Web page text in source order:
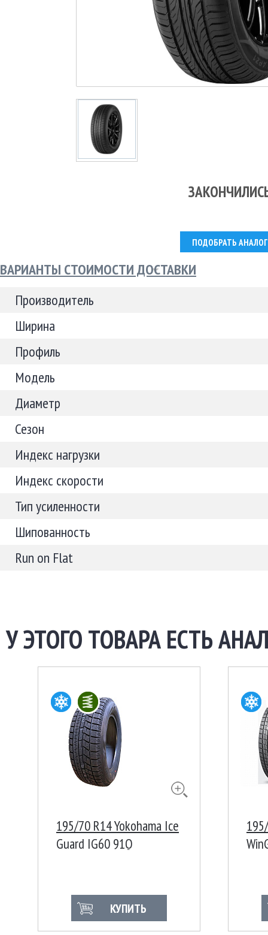
ПОДОБРАТЬ АНАЛОГ
ВАРИАНТЫ СТОИМОСТИ ДОСТАВКИ
Производитель
Ширина
Профиль
Модель
Диаметр
Сезон
Индекс нагрузки
Индекс скорости
Тип усиленности
Шипованность
Run on Flat
У ЭТОГО ТОВАРА ЕСТЬ
195/70 R14 Yokohama Ice
Guard IG60 91Q
КУПИТЬ